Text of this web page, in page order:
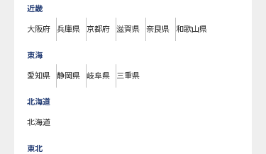
近畿
大阪府 兵庫県 京都府 滋賀県 奈良県 和歌山県
東海
愛知県 静岡県 岐阜県 三重県
北海道
北海道
東北